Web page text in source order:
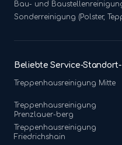
Bau- und
Sonderreinigung (Polster,
Beliebte Service-
Treppenhausreinigung Mitte
Treppenhausreinigung
Prenzlauer-berg
Treppenhausreinigung
Friedrichshain